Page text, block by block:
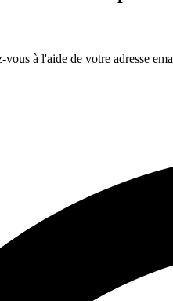
à l'aide de votre adresse